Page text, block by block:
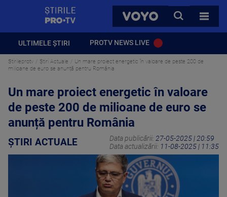
VOYO
CAUTA
TOATE
ULTIMELE ȘTIRI PROTV NEWS LIVE
Stirileprotv Știri Actuale
Un mare proiect energetic în valoare de peste 200 de
milioane de euro se anunță pentru România
Un mare proiect energetic în valoare
de peste 200 de milioane de euro se
anunță pentru România
ȘTIRI ACTUALE Data publicării: 27-05-2025 | 20:59
Data actualizării: 11-08-2025 | 11:35